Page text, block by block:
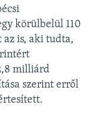
körülbelül 110
az is, aki tudta,
milliárd
szerint erről